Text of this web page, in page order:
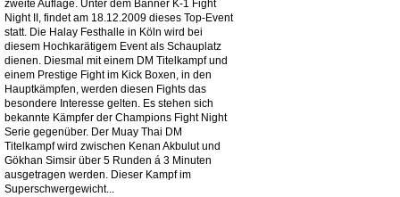
zweite Auflage. Unter dem Banner K-1 Fight
Night II, findet am 18.12.2009 dieses Top-Event
statt. Die Halay Festhalle in Köln wird bei
diesem Hochkarätigem Event als Schauplatz
dienen. Diesmal mit einem DM Titelkampf und
einem Prestige Fight im Kick Boxen, in den
Hauptkämpfen, werden diesen Fights das
besondere Interesse gelten. Es stehen sich
bekannte Kämpfer der Champions Fight Night
Serie gegenüber. Der Muay Thai DM
Titelkampf wird zwischen Kenan Akbulut und
Gökhan Simsir über 5 Runden á 3 Minuten
ausgetragen werden. Dieser Kampf im
Superschwergewicht...